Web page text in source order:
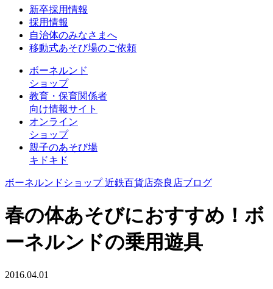
新卒採用情報
採用情報
自治体のみなさまへ
移動式あそび場のご依頼
ボーネルンド
ショップ
教育・保育関係者
向け情報サイト
オンライン
ショップ
親子のあそび場
キドキド
ボーネルンドショップ 近鉄百貨店奈良店ブログ
春の体あそびにおすすめ！ボ
ーネルンドの乗用遊具
2016.04.01